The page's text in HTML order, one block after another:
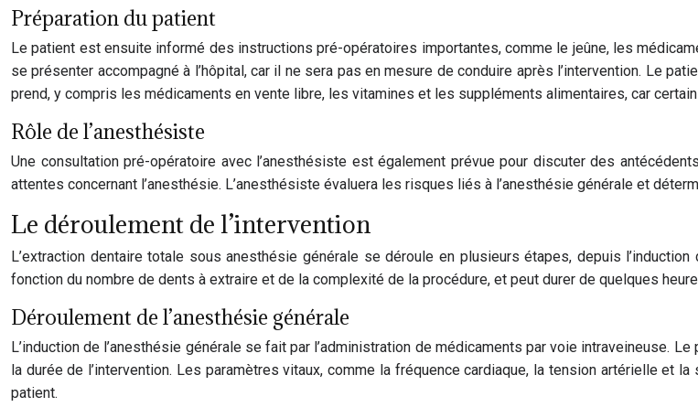
Préparation du patient
Le patient est ensuite informé des instructions pré-opératoires importantes, comme le jeûne, les
se présenter accompagné à l’hôpital, car il ne sera pas en mesure de conduire après l’intervention. Le
prend, y compris les médicaments en vente libre, les vitamines et les suppléments alimentaires, car
Rôle de l’anesthésiste
Une consultation pré-opératoire avec l’anesthésiste est également prévue pour discuter des
attentes concernant l’anesthésie. L’anesthésiste évaluera les risques liés à l’anesthésie générale et
Le déroulement de l’intervention
L’extraction dentaire totale sous anesthésie générale se déroule en plusieurs étapes, depuis
fonction du nombre de dents à extraire et de la complexité de la procédure, et peut durer de quelques
Déroulement de l’anesthésie générale
L’induction de l’anesthésie générale se fait par l’administration de médicaments par voie intraveineuse.
la durée de l’intervention. Les paramètres vitaux, comme la fréquence cardiaque, la tension artérielle et
patient.